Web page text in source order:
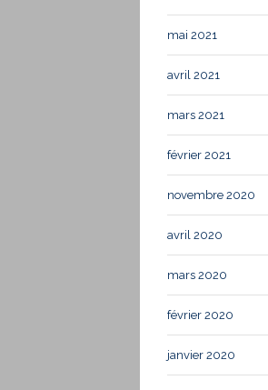
mai 2021
avril 2021
mars 2021
février 2021
novembre 2020
avril 2020
mars 2020
février 2020
janvier 2020